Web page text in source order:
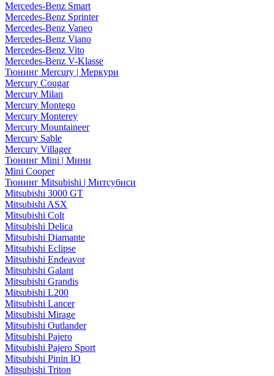
Mercedes-Benz Smart
Mercedes-Benz Sprinter
Mercedes-Benz Vaneo
Mercedes-Benz Viano
Mercedes-Benz Vito
Mercedes-Benz V-Klasse
Тюнинг Mercury | Меркури
Mercury Cougar
Mercury Milan
Mercury Montego
Mercury Monterey
Mercury Mountaineer
Mercury Sable
Mercury Villager
Тюнинг Mini | Мини
Mini Cooper
Тюнинг Mitsubishi | Митсубиси
Mitsubishi 3000 GT
Mitsubishi ASX
Mitsubishi Colt
Mitsubishi Delica
Mitsubishi Diamante
Mitsubishi Eclipse
Mitsubishi Endeavor
Mitsubishi Galant
Mitsubishi Grandis
Mitsubishi L200
Mitsubishi Lancer
Mitsubishi Mirage
Mitsubishi Outlander
Mitsubishi Pajero
Mitsubishi Pajero Sport
Mitsubishi Pinin IO
Mitsubishi Triton